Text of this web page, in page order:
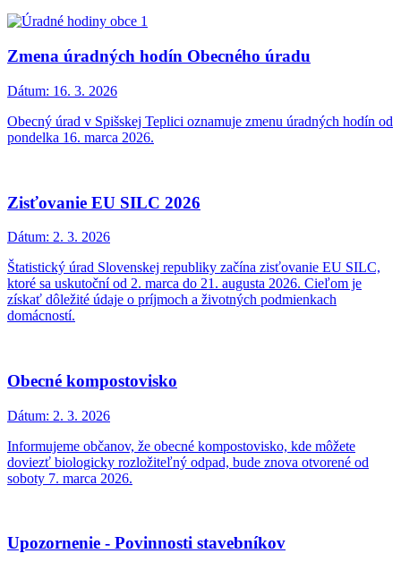
Zmena úradných hodín Obecného úradu
Dátum: 16. 3. 2026
Obecný úrad v Spišskej Teplici oznamuje zmenu úradných hodín od
pondelka 16. marca 2026.
Zisťovanie EU SILC 2026
Dátum: 2. 3. 2026
Štatistický úrad Slovenskej republiky začína zisťovanie EU SILC,
ktoré sa uskutoční od 2. marca do 21. augusta 2026. Cieľom je
získať dôležité údaje o príjmoch a životných podmienkach
domácností.
Obecné kompostovisko
Dátum: 2. 3. 2026
Informujeme občanov, že obecné kompostovisko, kde môžete
doviezť biologicky rozložiteľný odpad, bude znova otvorené od
soboty 7. marca 2026.
Upozornenie - Povinnosti stavebníkov